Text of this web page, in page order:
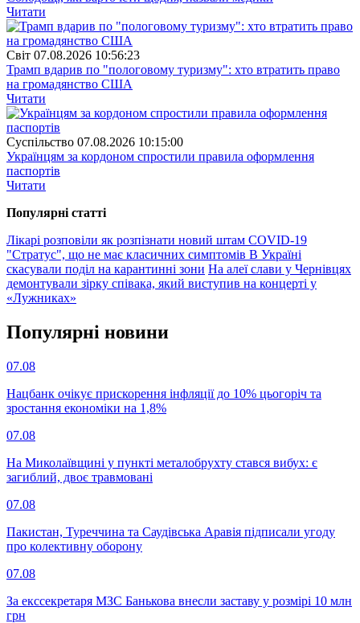
Читати
Свiт 07.08.2026 10:56:23
Трамп вдарив по "пологовому туризму": хто втратить право
на громадянство США
Читати
Суспiльство 07.08.2026 10:15:00
Українцям за кордоном спростили правила оформлення
паспортів
Читати
Популярнi статтi
Лікарі розповіли як розпізнати новий штам COVID-19
"Стратус", що не має класичних симптомів В Україні
скасували поділ на карантинні зони На алеї слави у Чернівцях
демонтували зірку співака, який виступив на концерті у
«Лужниках»
Популярнi новини
07.08
Нацбанк очікує прискорення інфляції до 10% цьогоріч та
зростання економіки на 1,8%
07.08
На Миколаївщині у пункті металобрухту стався вибух: є
загиблий, двоє травмовані
07.08
Пакистан, Туреччина та Саудівська Аравія підписали угоду
про колективну оборону
07.08
За екссекретаря МЗС Банькова внесли заставу у розмірі 10 млн
грн